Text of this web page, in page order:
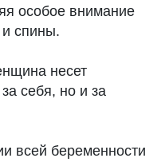
особое внимание
спины.
несет
себя, но и за
всей беременности